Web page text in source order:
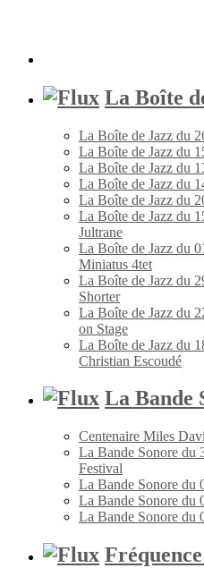
La Boîte
La Boîte de Jazz du
La Boîte de Jazz du
La Boîte de Jazz du
La Boîte de Jazz du
La Boîte de Jazz du
La Boîte de Jazz du
Jultrane
La Boîte de Jazz du
Miniatus 4tet
La Boîte de Jazz du
Shorter
La Boîte de Jazz du
on Stage
La Boîte de Jazz du
Christian Escoudé
La Bande
Centenaire Miles
La Bande Sonore du
Festival
La Bande Sonore du
La Bande Sonore du
La Bande Sonore du